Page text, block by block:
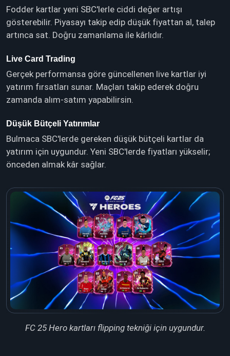
Fodder kartlar yeni SBC'lerle ciddi değer artışı
gösterebilir. Piyasayı takip edip düşük fiyattan al, talep
artınca sat. Doğru zamanlama ile kârlıdır.
Live Card Trading
Gerçek performansa göre güncellenen live kartlar iyi
yatırım fırsatları sunar. Maçları takip ederek doğru
zamanda alım‑satım yapabilirsin.
Düşük Bütçeli Yatırımlar
Bulmaca SBC'lerde gereken düşük bütçeli kartlar da
yatırım için uygundur. Yeni SBC'lerde fiyatları yükselir;
önceden almak kâr sağlar.
FC 25 Hero kartları flipping tekniği için uygundur.